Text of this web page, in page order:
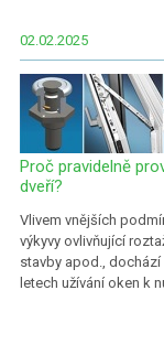
02.02.2025
Proč pravidelně
dveří?
Vlivem vnějších
výkyvy ovlivňující
stavby apod.,
letech užívání oken k